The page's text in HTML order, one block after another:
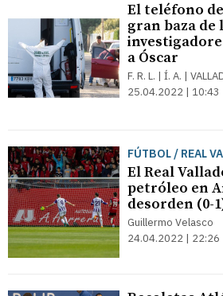
El teléfono
gran baza de
a Óscar
F. R. L. | Í. A. |
25.04.2022 | 10:43
FÚTBOL / REAL
El Real
petróleo en
desorden (0-
Guillermo Velasco
24.04.2022 | 22:26